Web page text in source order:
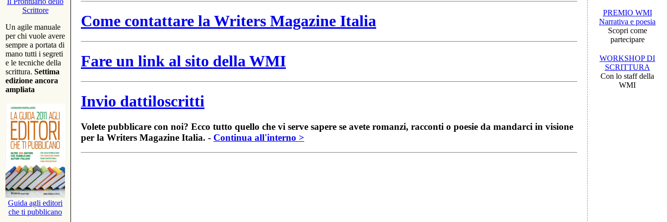
Scrittore
Un agile manuale
per chi vuole avere
sempre a portata di
mano tutti i segreti
e le tecniche della
scrittura. Settima
edizione ancora
ampliata
Guida agli editori
che ti pubblicano
Come contattare la Writers Magazine Italia
Fare un link al sito della WMI
Invio dattiloscritti
Volete pubblicare con noi? Ecco tutto quello che vi serve sapere se avete romanzi, racconti o poesie da mandarci in visione
per la Writers Magazine Italia. - Continua all'interno >
PREMIO WMI
Narrativa e poesia
Scopri come
partecipare
WORKSHOP DI
SCRITTURA
Con lo staff della
WMI